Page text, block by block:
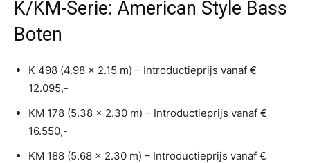
K/KM-Serie: American Style Bass
Boten
K 498 (4.98 x 2.15 m) – Introductieprijs vanaf €
12.095,-
KM 178 (5.38 x 2.30 m) – Introductieprijs vanaf €
16.550,-
KM 188 (5.68 x 2.30 m) – Introductieprijs vanaf €